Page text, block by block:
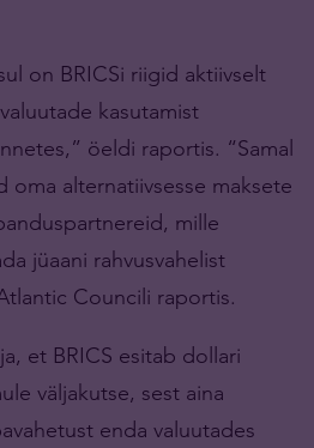
on BRICSi riigid aktiivselt
kasutamist
öeldi raportis. “Samal
oma alternatiivsesse maksete
mille
jüaani rahvusvahelist
Councili raportis.
et BRICS esitab dollari
väljakutse, sest aina
enda valuutades